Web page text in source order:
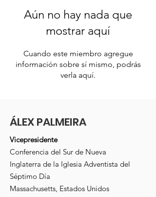
Aún no hay nada que
mostrar aquí
Cuando este miembro agregue
información sobre sí mismo, podrás
verla aquí.
ÁLEX PALMEIRA
Vicepresidente
Conferencia del Sur de Nueva
Inglaterra de la Iglesia Adventista del
Séptimo Día
Massachusetts, Estados Unidos